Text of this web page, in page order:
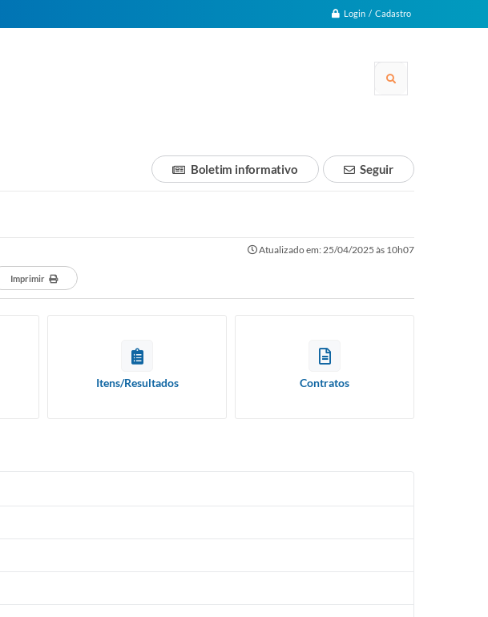
Login / Cadastro
Seguir
Boletim informativo
Atualizado em: 25/04/2025 às 10h07
Imprimir
Itens/Resultados Contratos